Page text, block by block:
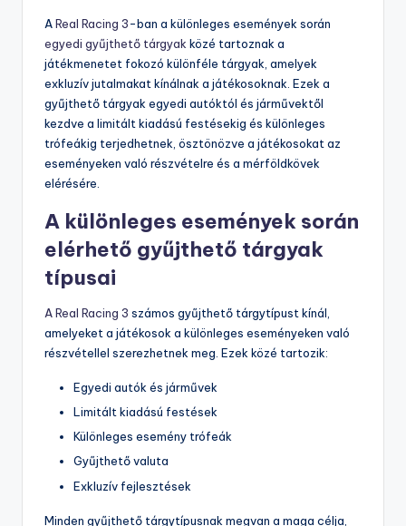
AReal Racing 3-ban a különleges események során
egyedi gyűjthető tárgyak közé tartoznak a
játékmenetet fokozó különféle tárgyak, amelyek
exkluzív jutalmakat kínálnak a játékosoknak. Ezek a
gyűjthető tárgyak egyedi autóktól és járművektől
kezdve a limitált kiadású festésekig és különleges
trófeákig terjedhetnek, ösztönözve a játékosokat az
eseményeken való részvételre és a mérföldkövek
elérésére.
A különleges események során
elérhető gyűjthető tárgyak
típusai
A Real Racing 3 számos gyűjthető tárgytípust kínál,
amelyeket a játékosok a különleges eseményeken való
részvétellel szerezhetnek meg. Ezek közé tartozik:
Egyedi autók és járművek
Limitált kiadású festések
Különleges esemény trófeák
Gyűjthető valuta
Exkluzív fejlesztések
Minden gyűjthető tárgytípusnak megvan a maga célja,